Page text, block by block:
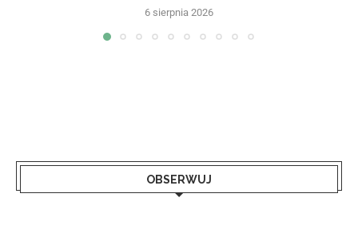
6 sierpnia 2026
OBSERWUJ